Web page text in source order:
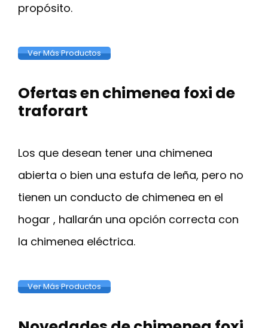
propósito.
Ver Más Productos
Ofertas en chimenea foxi de
traforart
Los que desean tener una chimenea
abierta o bien una estufa de leña, pero no
tienen un conducto de chimenea en el
hogar , hallarán una opción correcta con
la chimenea eléctrica.
Ver Más Productos